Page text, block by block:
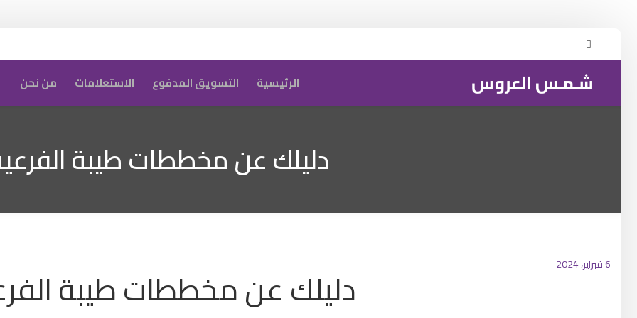
الرئيسية التسويق المدفوع الاستعلامات من نحن
دليلك عن مخططات طيبة
6 فبراير، 2024 دليلك عن مخططات طيبة